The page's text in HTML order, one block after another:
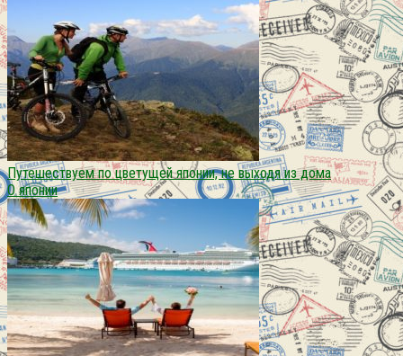
Путешествуем по цветущей японии, не выходя из дома
О японии